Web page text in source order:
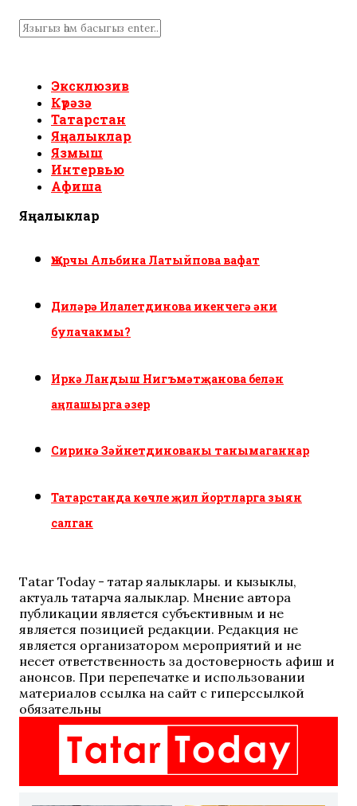
Эксклюзив
Күрәзә
Татарстан
Яңалыклар
Язмыш
Интервью
Афиша
Яңалыклар
Җырчы Альбина Латыйпова вафат
Диләрә Илалетдинова икенчегә әни
булачакмы?
Иркә Ландыш Нигъмәтҗанова белән
аңлашырга әзер
Сиринә Зәйнетдинованы танымаганнар
Татарстанда көчле җил йортларга зыян
салган
Tatar Today - татар яңалыклары. иң кызыклы,
актуаль татарча яңалыклар. Мнение автора
публикации является субъективным и не
является позицией редакции. Редакция не
является организатором мероприятий и не
несет ответственность за достоверность афиш и
анонсов. При перепечатке и использовании
материалов ссылка на сайт с гиперссылкой
обязательны